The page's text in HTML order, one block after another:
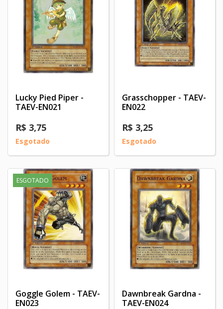
Lucky Pied Piper -
TAEV-EN021
R$ 3,75
Esgotado
Grasschopper - TAEV-
EN022
R$ 3,25
Esgotado
ESGOTADO
Goggle Golem - TAEV-
EN023
Dawnbreak Gardna -
TAEV-EN024